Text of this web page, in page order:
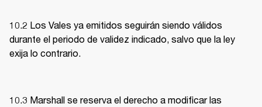
10.2 Los Vales ya emitidos seguirán siendo válidos
durante el periodo de validez indicado, salvo que la ley
exija lo contrario.
10.3 Marshall se reserva el derecho a modificar las